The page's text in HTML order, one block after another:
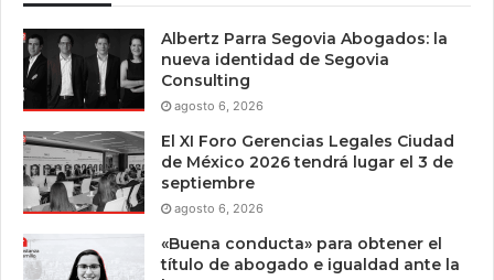
Albertz Parra Segovia Abogados: la
nueva identidad de Segovia
Consulting
agosto 6, 2026
El XI Foro Gerencias Legales Ciudad
de México 2026 tendrá lugar el 3 de
septiembre
agosto 6, 2026
«Buena conducta» para obtener el
título de abogado e igualdad ante la